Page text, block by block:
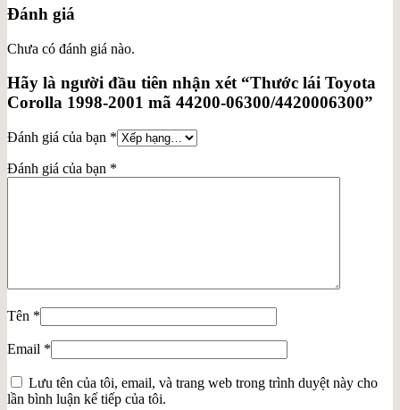
Đánh giá
Chưa có đánh giá nào.
Hãy là người đầu tiên nhận xét “Thước lái Toyota
Corolla 1998-2001 mã 44200-06300/4420006300”
Đánh giá của bạn *
Đánh giá của bạn *
Tên *
Email *
Lưu tên của tôi, email, và trang web trong trình duyệt này cho
lần bình luận kế tiếp của tôi.